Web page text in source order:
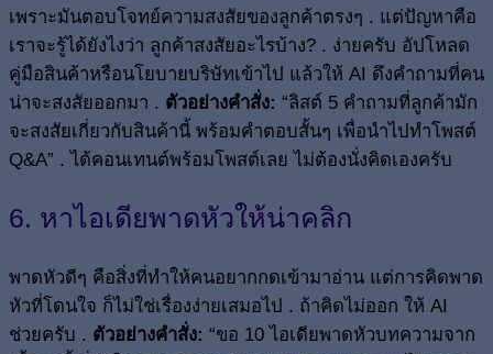
เพราะมันตอบโจทย์ความสงสัยของลูกค้าตรงๆ . แต่ปัญหาคือ
เราจะรู้ได้ยังไงว่า ลูกค้าสงสัยอะไรบ้าง? . ง่ายครับ อัปโหลด
คู่มือสินค้าหรือนโยบายบริษัทเข้าไป แล้วให้ AI ดึงคำถามที่คน
น่าจะสงสัยออกมา . ตัวอย่างคำสั่ง: “ลิสต์ 5 คำถามที่ลูกค้ามัก
จะสงสัยเกี่ยวกับสินค้านี้ พร้อมคำตอบสั้นๆ เพื่อนำไปทำโพสต์
Q&A” . ได้คอนเทนต์พร้อมโพสต์เลย ไม่ต้องนั่งคิดเองครับ
6. หาไอเดียพาดหัวให้น่าคลิก
พาดหัวดีๆ คือสิ่งที่ทำให้คนอยากกดเข้ามาอ่าน แต่การคิดพาด
หัวที่โดนใจ ก็ไม่ใช่เรื่องง่ายเสมอไป . ถ้าคิดไม่ออก ให้ AI
ช่วยครับ . ตัวอย่างคำสั่ง: “ขอ 10 ไอเดียพาดหัวบทความจาก